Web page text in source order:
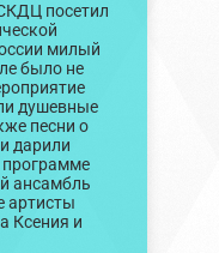
посетил
милый
было не
душевные
песни о
дарили
ансамбль
артисты
Ксения и